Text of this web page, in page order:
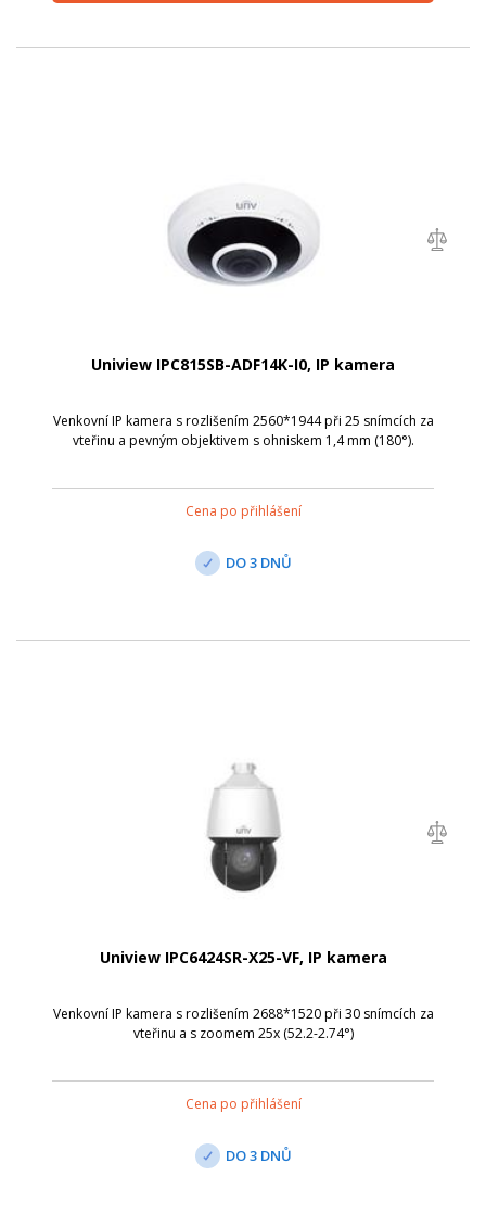
Uniview IPC815SB-ADF14K-I0, IP kamera
Venkovní IP kamera s rozlišením 2560*1944 při 25 snímcích za
vteřinu a pevným objektivem s ohniskem 1,4 mm (180°).
Cena po přihlášení
DO 3 DNŮ
Uniview IPC6424SR-X25-VF, IP kamera
Venkovní IP kamera s rozlišením 2688*1520 při 30 snímcích za
vteřinu a s zoomem 25x (52.2-2.74°)
Cena po přihlášení
DO 3 DNŮ